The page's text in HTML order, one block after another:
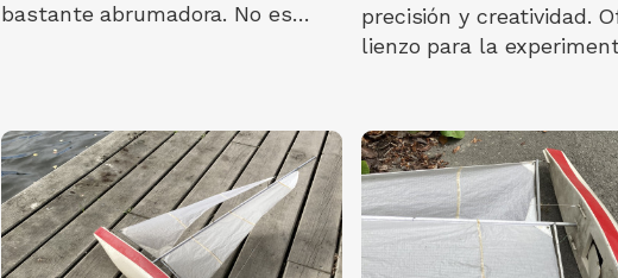
bastante abrumadora. No es…
precisión y creatividad.
lienzo para la